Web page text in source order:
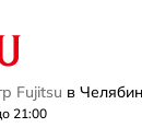
Fujitsu в
21:00